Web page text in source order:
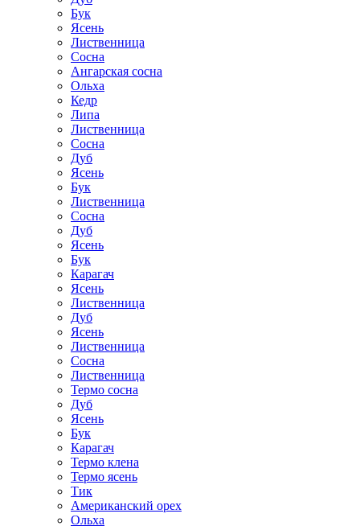
Бук
Ясень
Лиственница
Сосна
Ангарская сосна
Ольха
Кедр
Липа
Лиственница
Сосна
Дуб
Ясень
Бук
Лиственница
Сосна
Дуб
Ясень
Бук
Карагач
Ясень
Лиственница
Дуб
Ясень
Лиственница
Сосна
Лиственница
Термо сосна
Дуб
Ясень
Бук
Карагач
Термо клена
Термо ясень
Тик
Американский орех
Ольха